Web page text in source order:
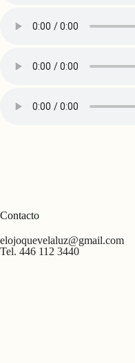
Contacto
elojoquevelaluz@gmail.com
Tel. 446 112 3440